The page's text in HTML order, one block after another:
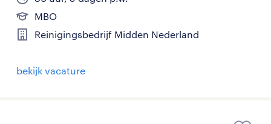
MBO
Reinigingsbedrijf Midden Nederland
bekijk vacature